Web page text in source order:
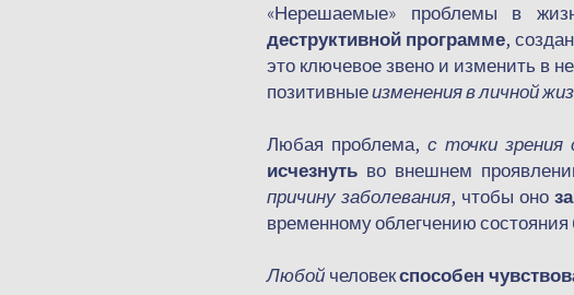
«Нерешаемые» проблемы в
деструктивной программе,
это ключевое звено и изменить в
позитивныеизменения в личной
Любая проблема,с точки зрения
исчезнуть во внешнем
причину заболевания, чтобы оно
временному облегчению состояния
Любой человекспособен